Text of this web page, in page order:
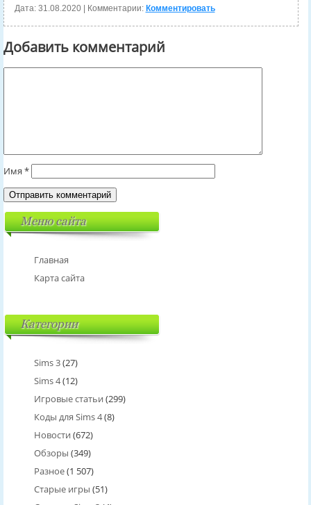
Дата: 31.08.2020| Комментарии: Комментировать
Добавить комментарий
Имя *
Меню сайта
Главная
Карта сайта
Категории
Sims 3(27)
Sims 4(12)
Игровые статьи (299)
Коды для Sims 4(8)
Новости (672)
Обзоры (349)
Разное(1 507)
Старые игры (51)